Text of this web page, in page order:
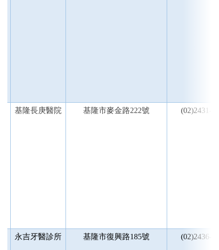
基隆長庚醫院 基隆市麥金路222號 (02)2431-
永吉牙醫診所 基隆市復興路185號 (02)2436-